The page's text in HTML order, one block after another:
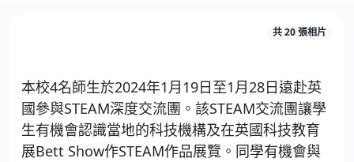
共 20 張相片
本校4名師生於2024年1月19日至1月28日遠赴英
國參與STEAM深度交流團。該STEAM交流團讓學
生有機會認識當地的科技機構及在英國科技教育
展Bett Show作STEAM作品展覽。同學有機會與